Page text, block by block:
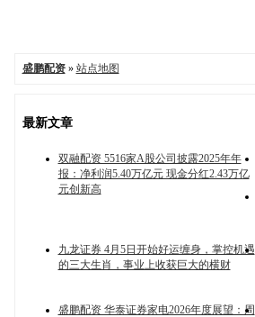
盛鹏配资» 站点地图
最新文章
双融配资 5516家A股公司披露2025年年
报：净利润5.40万亿元 现金分红2.43万亿
元创新高
九龙证券 4月5日开始好运缠身，掌控机遇
的三大生肖，事业上收获巨大的横财
盛鹏配资 华泰证券家电2026年度展望：周